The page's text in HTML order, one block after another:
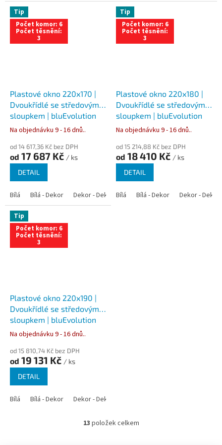
Tip
Počet komor: 6
Počet těsnění:
3
Plastové okno 220x170 |
Dvoukřídlé se středovým
sloupkem | bluEvolution
82 | Trojsklo
Na objednávku 9 - 16 dnů..
od 14 617,36 Kč bez DPH
od 17 687 Kč / ks
DETAIL
Bílá Bílá - Dekor Dekor - Dekor Bílá - Antracit Bílá - Zlatý dub
Tip
Počet komor: 6
Počet těsnění:
3
Plastové okno 220x180 |
Dvoukřídlé se středovým
sloupkem | bluEvolution
82 | Trojsklo
Na objednávku 9 - 16 dnů..
od 15 214,88 Kč bez DPH
od 18 410 Kč / ks
DETAIL
Bílá Bílá - Dekor Dekor - Dekor
Tip
Počet komor: 6
Počet těsnění:
3
Plastové okno 220x190 |
Dvoukřídlé se středovým
sloupkem | bluEvolution
82 | Trojsklo
Na objednávku 9 - 16 dnů..
od 15 810,74 Kč bez DPH
od 19 131 Kč / ks
DETAIL
Bílá Bílá - Dekor Dekor - Dekor
O
13 položek celkem